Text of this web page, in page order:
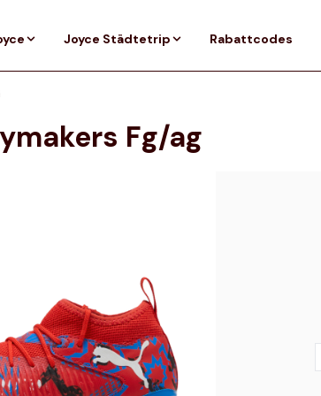
Joyce Städtetrip Rabattcodes
Fg/ag